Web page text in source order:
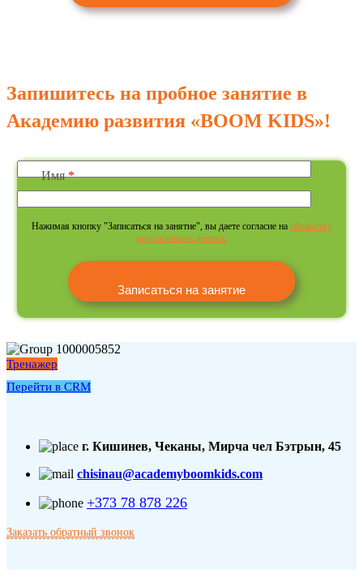
Запишитесь на пробное занятие в
Академию развития «BOOM KIDS»!
Имя*
Нажимая кнопку "Записаться на занятие", вы даете согласие на обработку
персональных данных
Тренажер
Перейти в CRM
г. Кишинев, Чеканы, Мирча чел Бэтрын, 45
chisinau@academyboomkids.com
+373 78 878 226
Заказать обратный звонок